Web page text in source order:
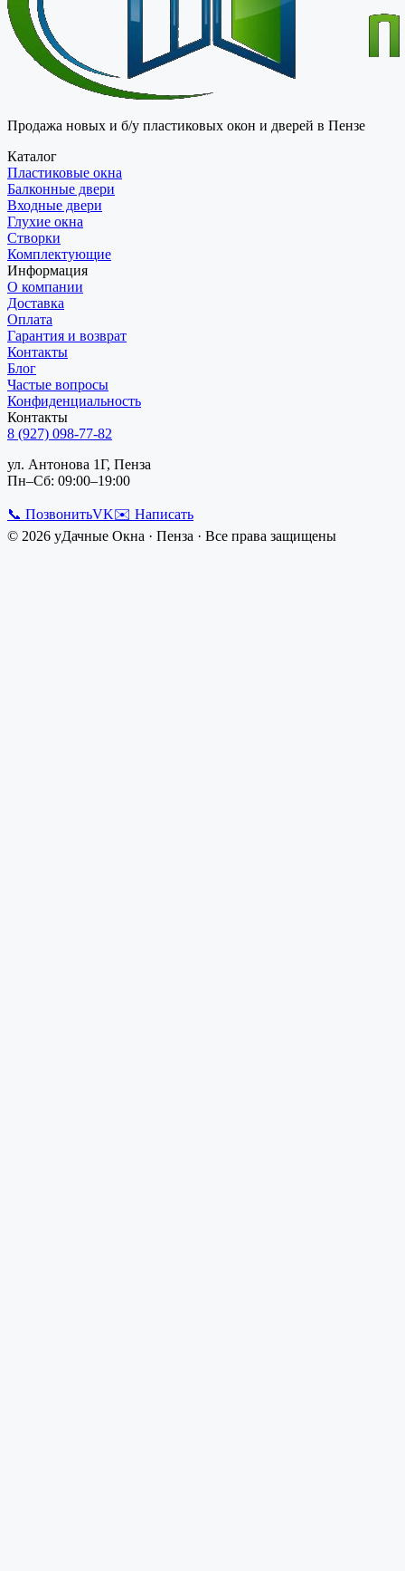
Продажа новых и б/у пластиковых окон и дверей в Пензе
Каталог
Пластиковые окна
Балконные двери
Входные двери
Глухие окна
Створки
Комплектующие
Информация
О компании
Доставка
Оплата
Гарантия и возврат
Контакты
Блог
Частые вопросы
Конфиденциальность
Контакты
8 (927) 098-77-82
ул. Антонова 1Г, Пенза
Пн–Сб: 09:00–19:00
📞 ПозвонитьVK✉️ Написать
© 2026 уДачные Окна · Пенза · Все права защищены